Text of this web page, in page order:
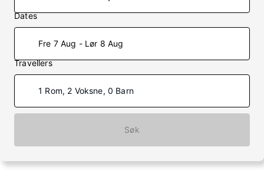
Dates
Fre 7 Aug - Lør 8 Aug
Travellers
1 Rom, 2 Voksne, 0 Barn
Søk